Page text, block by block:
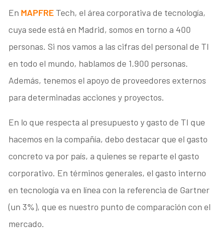
En MAPFRE Tech, el área corporativa de tecnología,
cuya sede está en Madrid, somos en torno a 400
personas. Si nos vamos a las cifras del personal de TI
en todo el mundo, hablamos de 1.900 personas.
Además, tenemos el apoyo de proveedores externos
para determinadas acciones y proyectos.
En lo que respecta al presupuesto y gasto de TI que
hacemos en la compañía, debo destacar que el gasto
concreto va por país, a quienes se reparte el gasto
corporativo. En términos generales, el gasto interno
en tecnología va en línea con la referencia de Gartner
(un 3%), que es nuestro punto de comparación con el
mercado.